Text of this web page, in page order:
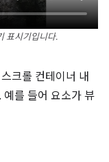
표시기입니다.
크롤 컨테이너 내
예를 들어 요소가 뷰